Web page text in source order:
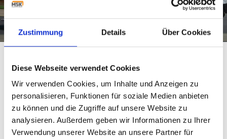
Zustimmung Details Über Cookies
Diese Webseite verwendet Cookies
Wir verwenden Cookies, um Inhalte und Anzeigen zu
personalisieren, Funktionen für soziale Medien anbieten
zu können und die Zugriffe auf unsere Website zu
analysieren. Außerdem geben wir Informationen zu Ihrer
Verwendung unserer Website an unsere Partner für
Der MSK Service ist rund um die Uhr für Sie da. Er umfasst
alles, um die Produktivität einer MSK Anlage zu sichern
und zu steigern. Es stehen Ihnen mehr als 50 Ingenieure,
Techniker und Spezialisten zur Verfügung.
WEITERLESEN